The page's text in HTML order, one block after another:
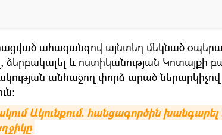
ահազանգով այնտեղ մեկնած
ձերբակալել և ոստիկանության Կոտայքի
անհաջող փորձ արած ներարկիչով
Ակունքում. հանցագործին խանգարել